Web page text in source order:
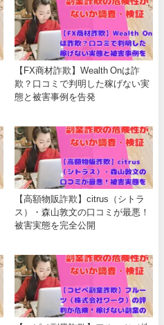
【FX商材詐欺】Wealth Onは詐
欺？口コミで判明した稼げない実
態と被害事例を告発
【高額物販詐欺】citrus（シトラ
ス）・森山敦文の口コミが最悪！
被害実態を完全公開